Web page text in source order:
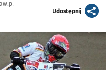
Udostępnijartykuł